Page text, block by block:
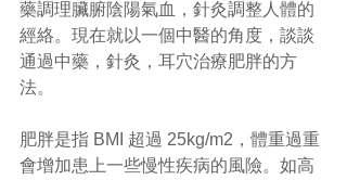
藥調理臟腑陰陽氣血，針灸調整人體的
經絡。現在就以一個中醫的角度，談談
通過中藥，針灸，耳穴治療肥胖的方
法。
肥胖是指 BMI 超過 25kg/m2，體重過重
會增加患上一些慢性疾病的風險。如高